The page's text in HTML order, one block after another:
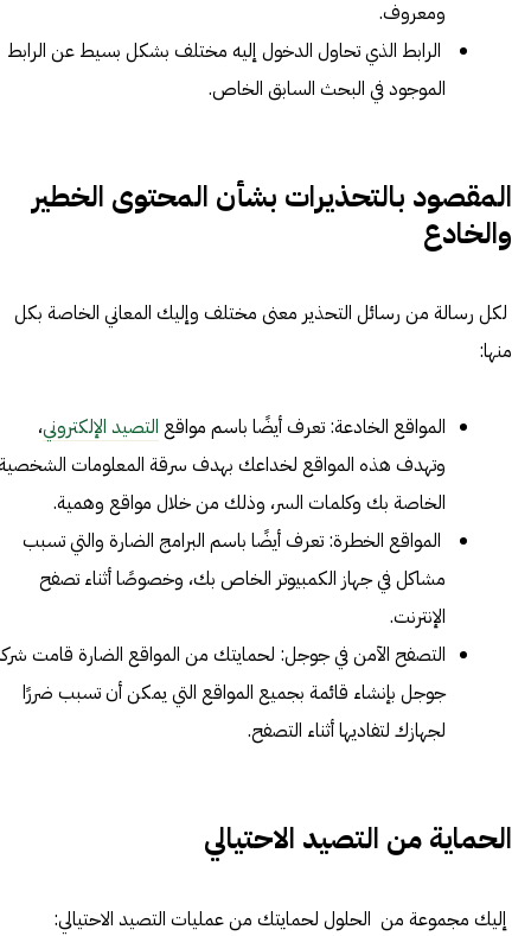
ومعروف.
الرابط الذي تحاول الدخول إليه مختلف بشكل بسيط عن الرابط
الموجود في البحث السابق الخاص.
المقصود بالتحذيرات بشأن المحتوى الخطير
والخادع
لكل رسالة من رسائل التحذير معنى مختلف وإليك المعاني الخاصة بكل
منها:
المواقع الخادعة: تعرف أيضًا باسم مواقع التصيد الإلكتروني،
وتهدف هذه المواقع لخداعك بهدف سرقة المعلومات
الخاصة بك وكلمات السر، وذلك من خلال مواقع وهمية.
المواقع الخطرة: تعرف أيضًا باسم البرامج الضارة والتي تسبب
مشاكل في جهاز الكمبيوتر الخاص بك، وخصوصًا أثناء تصفح
الإنترنت.
التصفح الآمن في جوجل: لحمايتك من المواقع الضارة قامت
جوجل بإنشاء قائمة بجميع المواقع التي يمكن أن تسبب ضررًا
لجهازك لتفاديها أثناء التصفح.
الحماية من التصيد الاحتيالي
إليك مجموعة من الحلول لحمايتك من عمليات التصيد الاحتيالي: